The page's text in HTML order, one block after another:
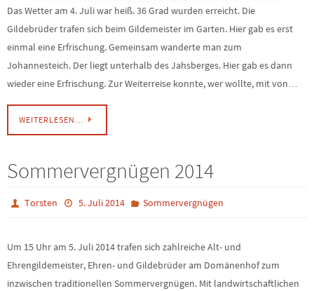
Das Wetter am 4. Juli war heiß. 36 Grad wurden erreicht. Die
Gildebrüder trafen sich beim Gildemeister im Garten. Hier gab es erst
einmal eine Erfrischung. Gemeinsam wanderte man zum
Johannesteich. Der liegt unterhalb des Jahsberges. Hier gab es dann
wieder eine Erfrischung. Zur Weiterreise konnte, wer wollte, mit von…
WEITERLESEN…
Sommervergnügen 2014
Torsten 5. Juli 2014 Sommervergnügen
Um 15 Uhr am 5. Juli 2014 trafen sich zahlreiche Alt- und
Ehrengildemeister, Ehren- und Gildebrüder am Domänenhof zum
inzwischen traditionellen Sommervergnügen. Mit landwirtschaftlichen